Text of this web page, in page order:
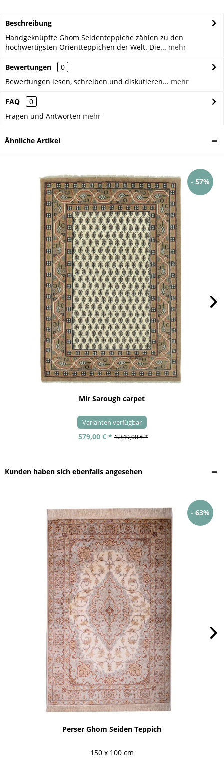
Beschreibung
Handgeknüpfte Ghom Seidenteppiche zählen zu den
hochwertigsten Orientteppichen der Welt. Die... mehr
Bewertungen
0
Bewertungen lesen, schreiben und diskutieren... mehr
FAQ
0
Fragen und Antworten mehr
Ähnliche Artikel
- 57%
Mir Sarough carpet
Varianten verfügbar
579,00 € * 1.349,00 € *
Kunden haben sich ebenfalls angesehen
- 63%
Perser Ghom Seiden Teppich
150 x 100 cm